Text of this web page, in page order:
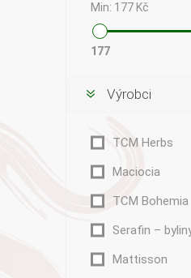
Cannaderm
Min: 177 Kč
177
Výrobci
TCM Herbs
Maciocia
TCM Bohemia
Serafin –
Mattisson